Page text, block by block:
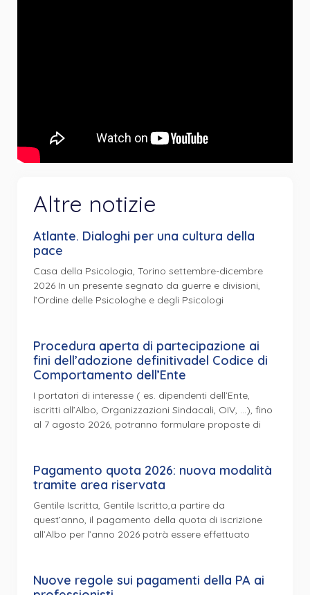
Altre notizie
Atlante. Dialoghi per una cultura della
pace
Casa della Psicologia, Torino settembre-dicembre
2026 In un presente segnato da guerre e divisioni,
l’Ordine delle Psicologhe e degli Psicologi
Procedura aperta di partecipazione ai
fini dell’adozione definitivadel Codice di
Comportamento dell’Ente
I portatori di interesse ( es. dipendenti dell’Ente,
iscritti all’Albo, Organizzazioni Sindacali, OIV, …), fino
al 7 agosto 2026, potranno formulare proposte di
Pagamento quota 2026: nuova modalità
tramite area riservata
Gentile Iscritta, Gentile Iscritto,a partire da
quest’anno, il pagamento della quota di iscrizione
all’Albo per l’anno 2026 potrà essere effettuato
Nuove regole sui pagamenti della PA ai